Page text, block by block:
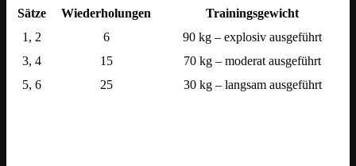
Sätze Wiederholungen
Trainingsgewicht
1, 2
6
90 kg – explosiv ausgeführt
3, 4
15
70 kg – moderat ausgeführt
5, 6
25 30 kg – langsam ausgeführt